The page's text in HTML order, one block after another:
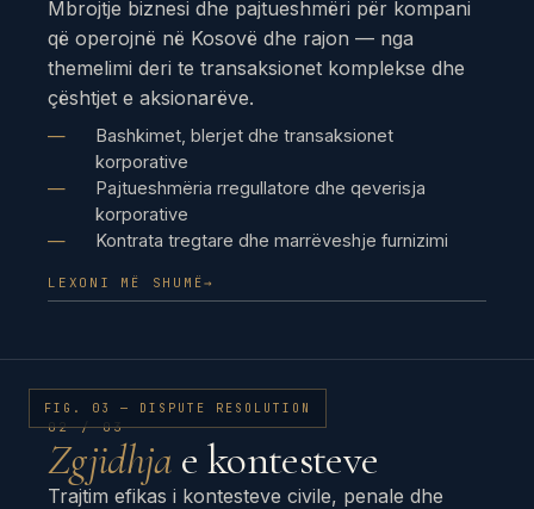
Mbrojtje biznesi dhe pajtueshmëri për kompani
që operojnë në Kosovë dhe rajon — nga
themelimi deri te transaksionet komplekse dhe
çështjet e aksionarëve.
Bashkimet, blerjet dhe transaksionet
korporative
Pajtueshmëria rregullatore dhe qeverisja
korporative
Kontrata tregtare dhe marrëveshje furnizimi
LEXONI MË SHUMË→
FIG. 03 — DISPUTE RESOLUTION
02 / 03
Zgjidhja e kontesteve
Trajtim efikas i kontesteve civile, penale dhe